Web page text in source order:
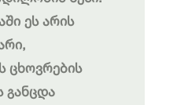
ეს არის
ცხოვრების
განცდა